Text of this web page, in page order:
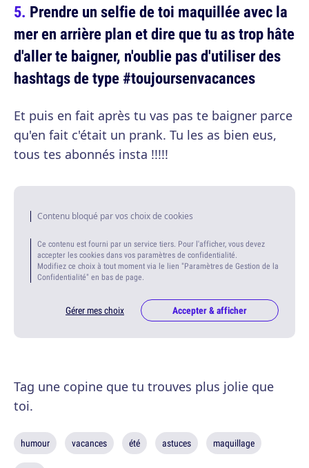
Prendre un selfie de toi maquillée avec la
mer en arrière plan et dire que tu as trop hâte
d'aller te baigner, n'oublie pas d'utiliser des
hashtags de type #toujoursenvacances
Et puis en fait après tu vas pas te baigner parce
qu'en fait c'était un prank. Tu les as bien eus,
tous tes abonnés insta !!!!!
Contenu bloqué par vos choix de cookies
Ce contenu est fourni par un service tiers. Pour l'afficher, vous devez
accepter les cookies dans vos paramètres de confidentialité.
Modifiez ce choix à tout moment via le lien "Paramètres de Gestion de la
Confidentialité" en bas de page.
Gérer mes choix Accepter & afficher
Tag une copine que tu trouves plus jolie que
toi.
humour vacances été astuces maquillage